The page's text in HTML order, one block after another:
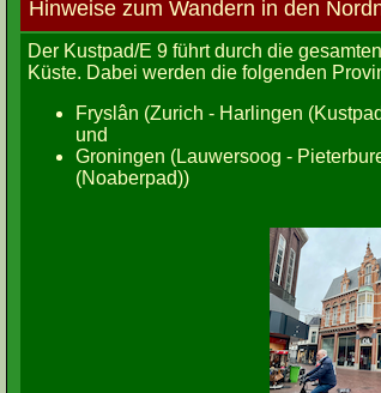
Hinweise zum Wandern in den
Der Kustpad/E 9 führt durch die
Küste. Dabei werden die folgenden
Fryslân (Zurich - Harlingen
und
Groningen (Lauwersoog -
(Noaberpad))